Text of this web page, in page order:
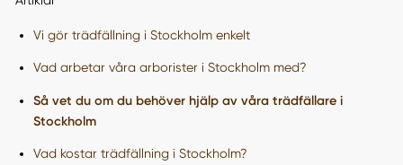
Vi gör trädfällning i Stockholm enkelt
Vad arbetar våra arborister i Stockholm med?
Så vet du om du behöver hjälp av våra trädfällare i
Stockholm
Vad kostar trädfällning i Stockholm?